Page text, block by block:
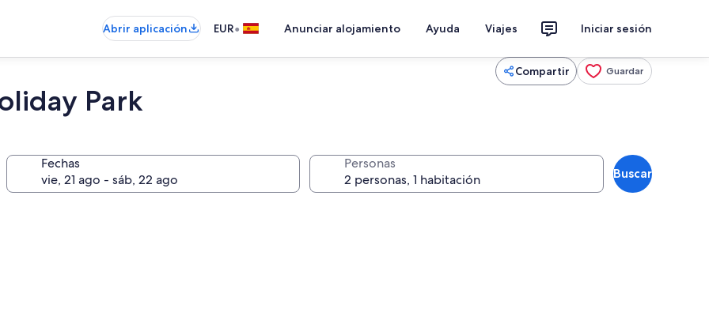
Abrir aplicación EUR• Anunciar alojamiento Ayuda Viajes Iniciar sesión
Compartir Guardar
Park
Fechas Personas
Buscar